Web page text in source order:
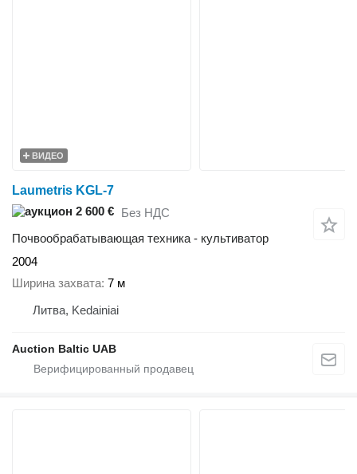
ВИДЕО
Laumetris KGL-7
2 600 € Без НДС
Почвообрабатывающая техника - культиватор
2004
Ширина захвата 7 м
Литва, Kedainiai
Auction Baltic UAB